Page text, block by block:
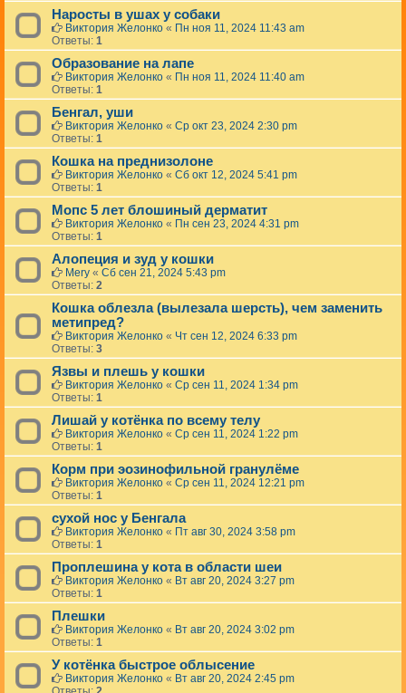
Наросты в ушах у собаки
Виктория Желонко « Пн ноя 11, 2024 11:43 am
Ответы: 1
Образование на лапе
Виктория Желонко « Пн ноя 11, 2024 11:40 am
Ответы: 1
Бенгал, уши
Виктория Желонко « Ср окт 23, 2024 2:30 pm
Ответы: 1
Кошка на преднизолоне
Виктория Желонко « Сб окт 12, 2024 5:41 pm
Ответы: 1
Мопс 5 лет блошиный дерматит
Виктория Желонко « Пн сен 23, 2024 4:31 pm
Ответы: 1
Алопеция и зуд у кошки
Mery « Сб сен 21, 2024 5:43 pm
Ответы: 2
Кошка облезла (вылезала шерсть), чем заменить
метипред?
Виктория Желонко « Чт сен 12, 2024 6:33 pm
Ответы: 3
Язвы и плешь у кошки
Виктория Желонко « Ср сен 11, 2024 1:34 pm
Ответы: 1
Лишай у котёнка по всему телу
Виктория Желонко « Ср сен 11, 2024 1:22 pm
Ответы: 1
Корм при эозинофильной гранулёме
Виктория Желонко « Ср сен 11, 2024 12:21 pm
Ответы: 1
сухой нос у Бенгала
Виктория Желонко « Пт авг 30, 2024 3:58 pm
Ответы: 1
Проплешина у кота в области шеи
Виктория Желонко « Вт авг 20, 2024 3:27 pm
Ответы: 1
Плешки
Виктория Желонко « Вт авг 20, 2024 3:02 pm
Ответы: 1
У котёнка быстрое облысение
Виктория Желонко « Вт авг 20, 2024 2:45 pm